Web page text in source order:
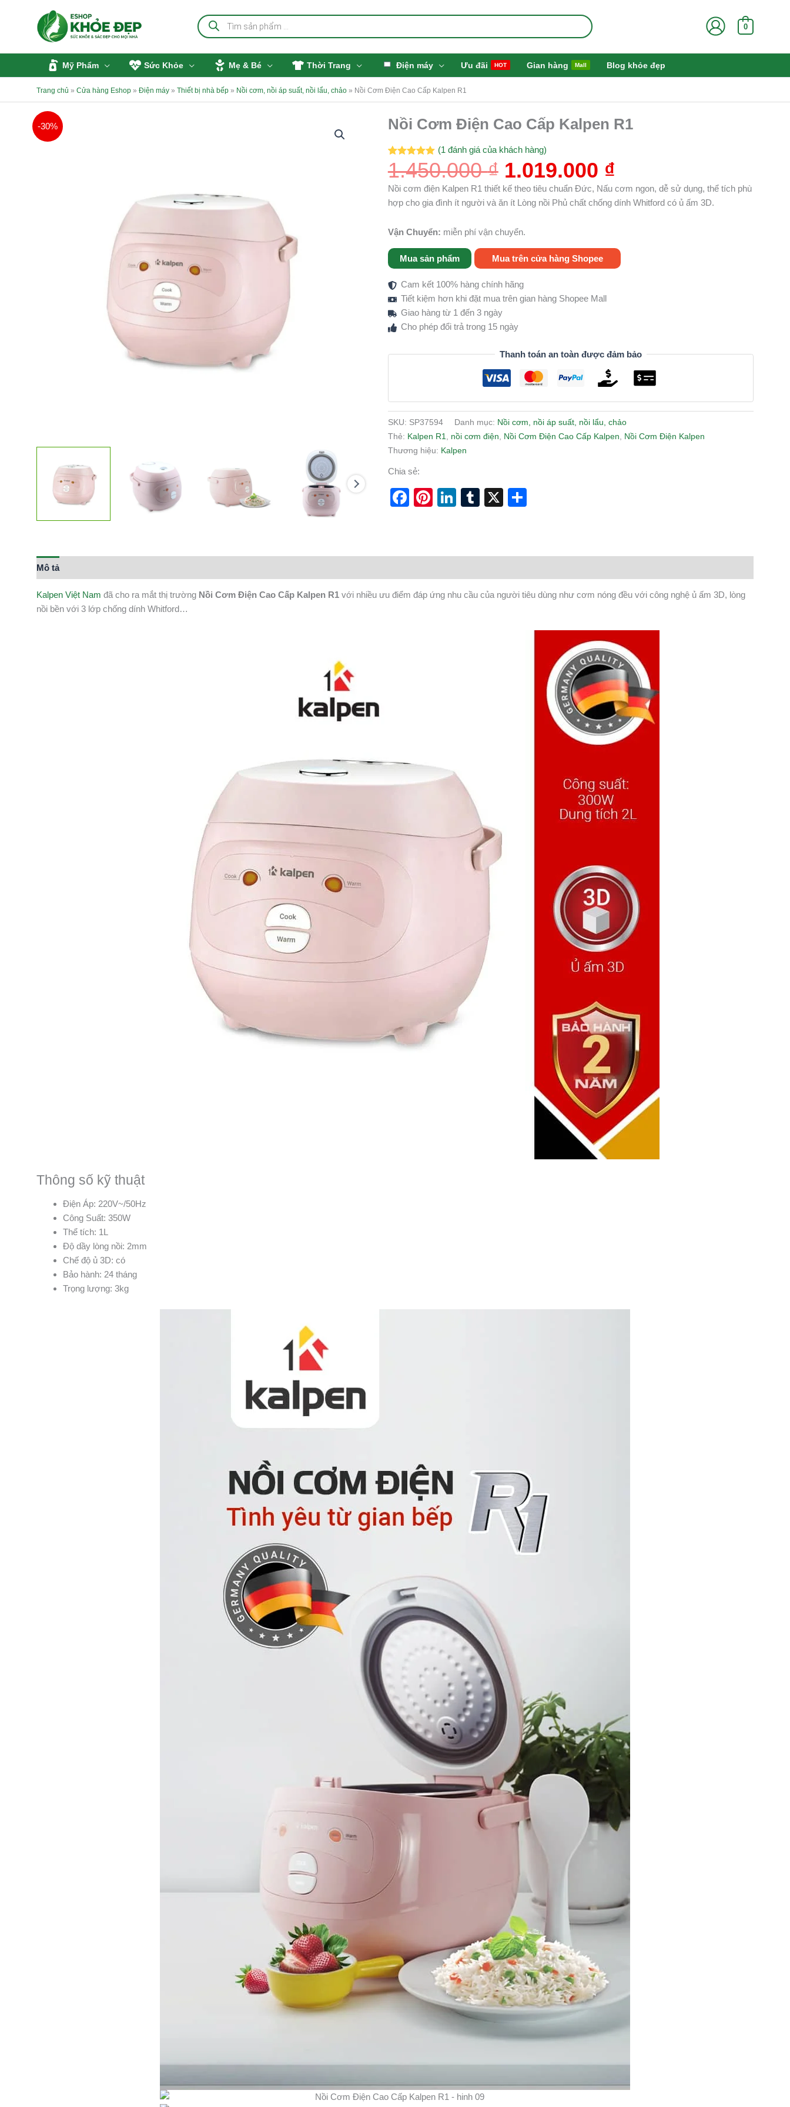
Tìm
kiếm
sản
0
Mỹ Phẩm Sức Khỏe Mẹ & Bé Thời Trang Điện máy Ưu đãi HOT Gian hàng Mall Blog khỏe đẹp
Trang chủ » Cửa hàng Eshop » Điện máy » Thiết bị nhà bếp » Nồi cơm, nồi áp suất, nồi lẩu, chảo » Nồi Cơm Điện Cao Cấp Kalpen R1
-30% Nồi Cơm Điện Cao Cấp Kalpen R1
5.00
trên 5
dựa trên
1
(1 đánh giá của khách hàng)
1.450.000₫
Giá
gốc
là:
1.450.000 ₫.
1.019.000 ₫
Giá
hiện
là:
1.019.000 ₫.
Nồi cơm điện Kalpen R1 thiết kế theo tiêu chuẩn Đức, Nấu cơm ngon, dễ sử dụng, thể tích phù
hợp cho gia đình ít người và ăn ít Lòng nồi Phủ chất chống dính Whitford có ủ ấm 3D.
Vận Chuyển: miễn phí vận chuyển.
Mua sản phẩm Mua trên cửa hàng Shopee
Cam kết 100% hàng chính hãng
Tiết kiệm hơn khi đặt mua trên gian hàng Shopee Mall
Giao hàng từ 1 đến 3 ngày
Cho phép đổi trả trong 15 ngày
Thanh toán an toàn được đảm bảo
SKU: SP37594 Danh mục: Nồi cơm, nồi áp suất, nồi lẩu, chảo
Thẻ: Kalpen R1 nồi cơm điện Nồi Cơm Điện Cao Cấp Kalpen
Nồi Cơm Điện Kalpen
Thương hiệu: Kalpen
Chia sẻ:
Facebook
Pinterest
LinkedIn
Tumblr
X
Mô tả
Kalpen Việt Nam đã cho ra mắt thị trường Nồi Cơm Điện Cao Cấp Kalpen R1 với nhiều ưu điểm đáp ứng nhu cầu của người tiêu dùng như cơm nóng đều với công nghệ ủ ấm 3D, lòng
nồi bền với 3 lớp chống dính Whitford…
Thông số kỹ thuật
Điện Áp: 220V~/50Hz
Công Suất: 350W
Thể tích: 1L
Độ dầy lòng nồi: 2mm
Chế độ ủ 3D: có
Bảo hành: 24 tháng
Trọng lượng: 3kg